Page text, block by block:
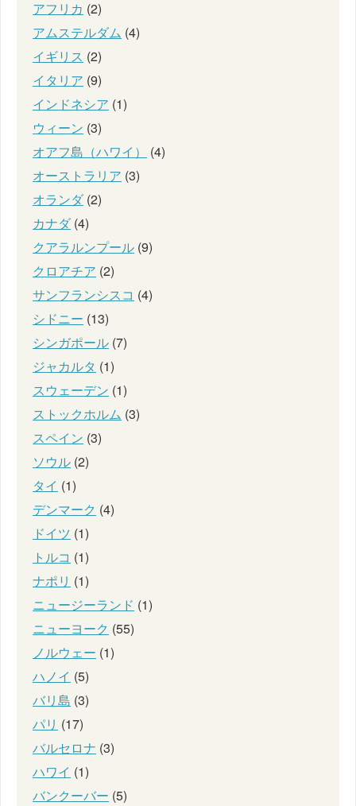
アフリカ (2)
アムステルダム (4)
イギリス (2)
イタリア (9)
インドネシア (1)
ウィーン (3)
オアフ島（ハワイ）
(4)
オーストラリア (3)
オランダ(2)
カナダ(4)
クアラルンプール (9)
クロアチア (2)
サンフランシスコ (4)
シドニー (13)
シンガポール (7)
ジャカルタ (1)
スウェーデン (1)
ストックホルム (3)
スペイン (3)
ソウル (2)
タイ (1)
デンマーク (4)
ドイツ (1)
トルコ (1)
ナポリ (1)
ニュージーランド (1)
ニューヨーク (55)
ノルウェー (1)
ハノイ (5)
バリ島 (3)
パリ (17)
バルセロナ (3)
ハワイ (1)
バンクーバー (5)